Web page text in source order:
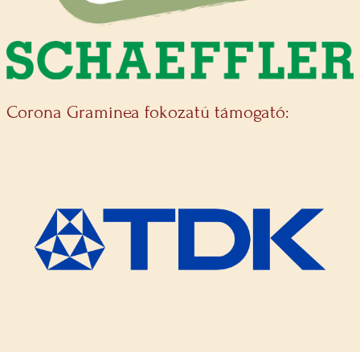
Corona Graminea fokozatú támogató: